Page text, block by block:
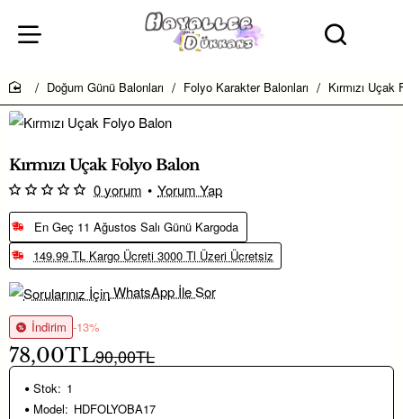
home
Doğum Günü Balonları Folyo Karakter Balonları Kırmızı
Kırmızı Uçak Folyo Balon
En Geç 11 Ağustos Salı Günü Kargoda
149.99 TL Kargo Ücreti 3000 Tl Üzeri Ücretsiz
WhatsApp İle Sor
0 yorum • Yorum Yap
İndirim -13%
78,00TL90,00TL
Stok: 1
Model: HDFOLYOBA17